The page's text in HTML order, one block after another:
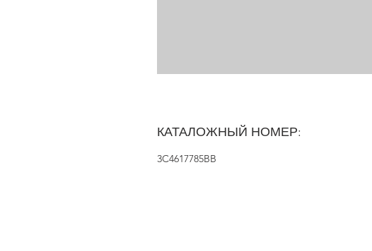
КАТАЛОЖНЫЙ НОМЕР:
3C4617785BB